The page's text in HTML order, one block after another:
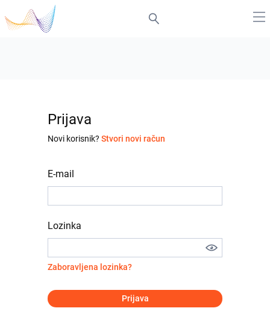
Prijava
Novi korisnik? Stvori novi račun
E-mail
Lozinka
Zaboravljena lozinka?
Prijava